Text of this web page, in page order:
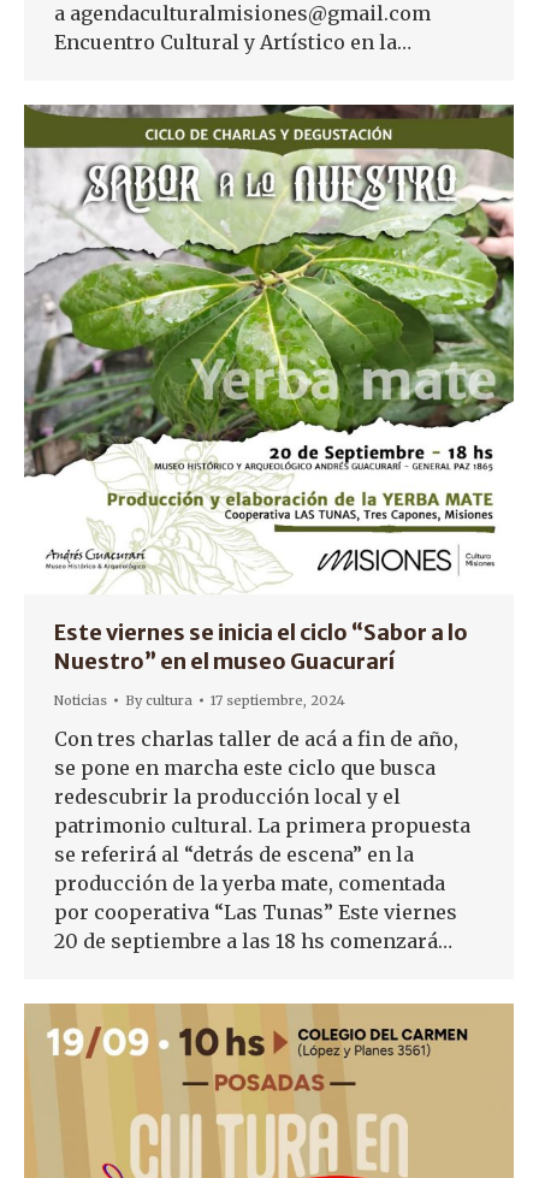
a agendaculturalmisiones@gmail.com
Encuentro Cultural y Artístico en la…
Este viernes se inicia el ciclo “Sabor a lo
Nuestro” en el museo Guacurarí
Noticias Bycultura 17 septiembre, 2024
Con tres charlas taller de acá a fin de año,
se pone en marcha este ciclo que busca
redescubrir la producción local y el
patrimonio cultural. La primera propuesta
se referirá al “detrás de escena” en la
producción de la yerba mate, comentada
por cooperativa “Las Tunas” Este viernes
20 de septiembre a las 18 hs comenzará…